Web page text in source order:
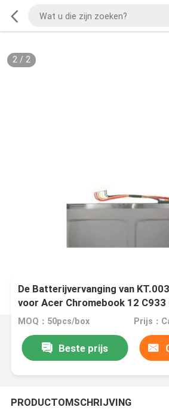
2/ 2
De Batterijvervanging van
voor Acer Chromebook 12
(Aanraking)
MOQ：50pcs/box Prijs：
Beste prijs
PRODUCTOMSCHRIJVING